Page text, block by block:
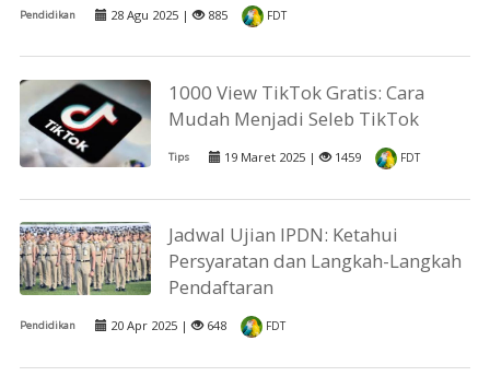
Pendidikan 28 Agu 2025 | 885 FDT
1000 View TikTok Gratis: Cara
Mudah Menjadi Seleb TikTok
Tips 19 Maret 2025 | 1459 FDT
Jadwal Ujian IPDN: Ketahui
Persyaratan dan Langkah-Langkah
Pendaftaran
Pendidikan 20 Apr 2025 | 648 FDT